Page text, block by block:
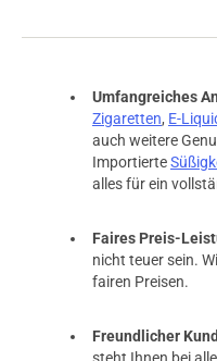
Umfangreiches
Zigaretten, E-
auch weitere
Importierte
alles für ein
Faires Preis-
nicht teuer sein.
fairen Preisen.
Freundlicher